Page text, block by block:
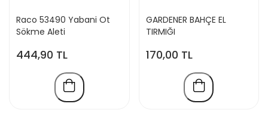
Raco 53490 Yabani Ot
Sökme Aleti
444,90 TL
GARDENER BAHÇE EL
TIRMIĞI
170,00 TL